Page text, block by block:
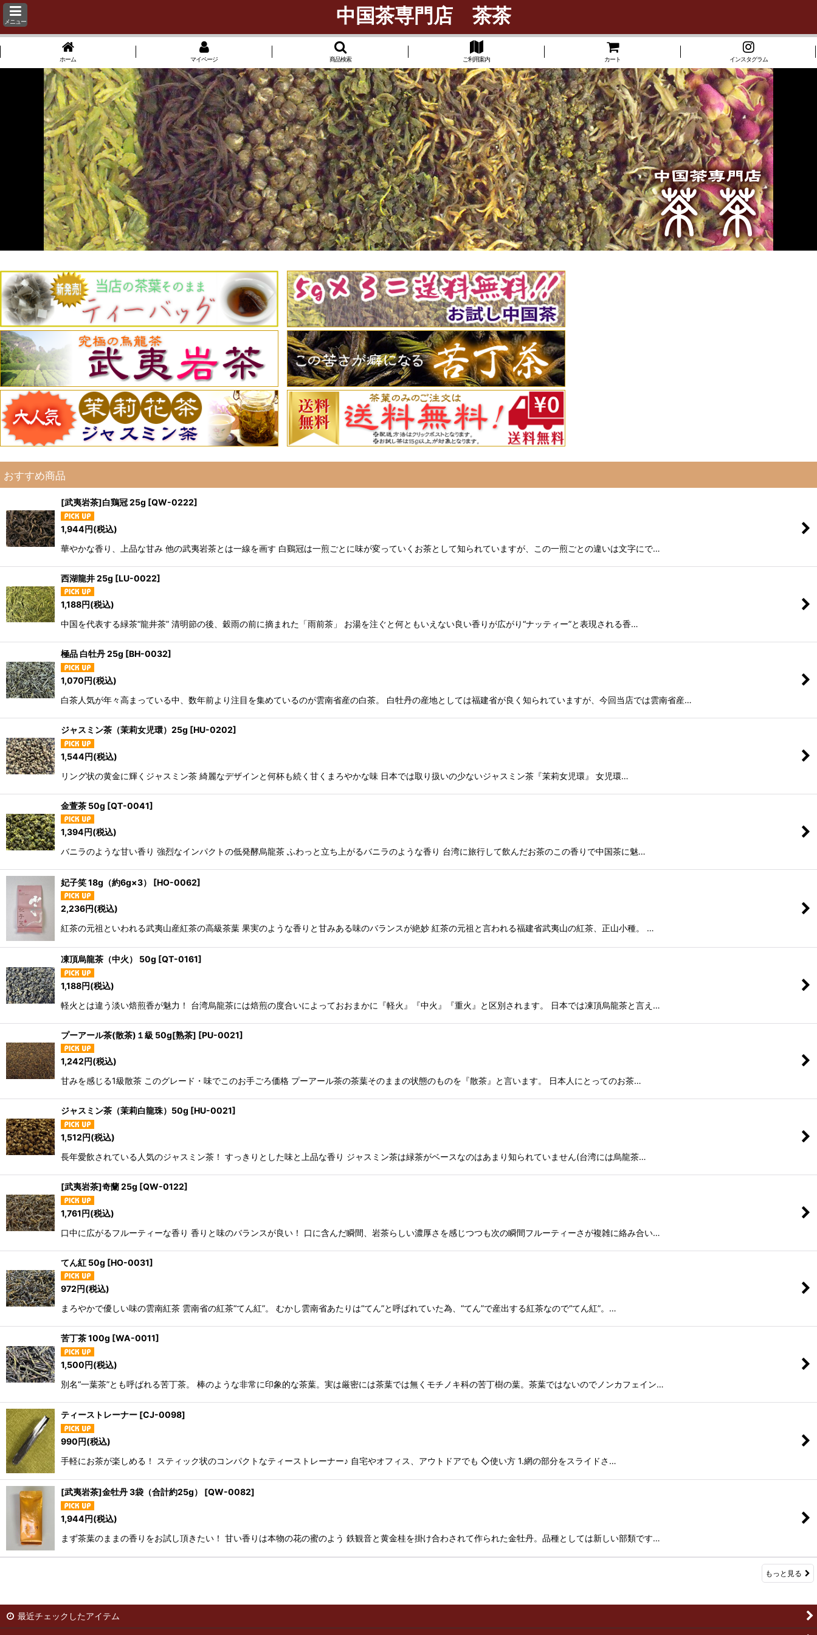
メニュー 中国茶専門店 茶茶
ホーム マイページ 商品検索 ご利用案内 カート インスタグラム
おすすめ商品
[武夷岩茶]白鶏冠 25g [QW-0222]
1,944円(税込)
華やかな香り、上品な甘み 他の武夷岩茶とは一線を画す 白鷄冠は一煎ごとに味が変っていくお茶として知られていますが、この一煎ごとの違いは文字にで…
西湖龍井 25g [LU-0022]
1,188円(税込)
中国を代表する緑茶“龍井茶” 清明節の後、穀雨の前に摘まれた「雨前茶」 お湯を注ぐと何ともいえない良い香りが広がり“ナッティー”と表現される香…
極品 白牡丹 25g [BH-0032]
1,070円(税込)
白茶人気が年々高まっている中、数年前より注目を集めているのが雲南省産の白茶。 白牡丹の産地としては福建省が良く知られていますが、今回当店では雲南省産…
ジャスミン茶（茉莉女児環）25g [HU-0202]
1,544円(税込)
リング状の黄金に輝くジャスミン茶 綺麗なデザインと何杯も続く甘くまろやかな味 日本では取り扱いの少ないジャスミン茶『茉莉女児環』 女児環…
金萱茶 50g [QT-0041]
1,394円(税込)
バニラのような甘い香り 強烈なインパクトの低発酵烏龍茶 ふわっと立ち上がるバニラのような香り 台湾に旅行して飲んだお茶のこの香りで中国茶に魅…
妃子笑 18g（約6g×3） [HO-0062]
2,236円(税込)
紅茶の元祖といわれる武夷山産紅茶の高級茶葉 果実のような香りと甘みある味のバランスが絶妙 紅茶の元祖と言われる福建省武夷山の紅茶、正山小種。 …
凍頂烏龍茶（中火） 50g [QT-0161]
1,188円(税込)
軽火とは違う淡い焙煎香が魅力！ 台湾烏龍茶には焙煎の度合いによっておおまかに『軽火』『中火』『重火』と区別されます。 日本では凍頂烏龍茶と言え…
プーアール茶(散茶)１級 50g[熟茶] [PU-0021]
1,242円(税込)
甘みを感じる1級散茶 このグレード・味でこのお手ごろ価格 プーアール茶の茶葉そのままの状態のものを『散茶』と言います。 日本人にとってのお茶…
ジャスミン茶（茉莉白龍珠）50g [HU-0021]
1,512円(税込)
長年愛飲されている人気のジャスミン茶！ すっきりとした味と上品な香り ジャスミン茶は緑茶がベースなのはあまり知られていません(台湾には烏龍茶…
[武夷岩茶]奇蘭 25g [QW-0122]
1,761円(税込)
口中に広がるフルーティーな香り 香りと味のバランスが良い！ 口に含んだ瞬間、岩茶らしい濃厚さを感じつつも次の瞬間フルーティーさが複雑に絡み合い…
てん紅 50g [HO-0031]
972円(税込)
まろやかで優しい味の雲南紅茶 雲南省の紅茶“てん紅”。 むかし雲南省あたりは“てん”と呼ばれていた為、“てん”で産出する紅茶なので“てん紅”。…
苦丁茶 100g [WA-0011]
1,500円(税込)
別名“一葉茶”とも呼ばれる苦丁茶。 棒のような非常に印象的な茶葉。実は厳密には茶葉では無くモチノキ科の苦丁樹の葉。茶葉ではないのでノンカフェイン…
ティーストレーナー [CJ-0098]
990円(税込)
手軽にお茶が楽しめる！ スティック状のコンパクトなティーストレーナー♪ 自宅やオフィス、アウトドアでも ◇使い方 1.網の部分をスライドさ…
[武夷岩茶]金牡丹 3袋（合計約25g） [QW-0082]
1,944円(税込)
まず茶葉のままの香りをお試し頂きたい！ 甘い香りは本物の花の蜜のよう 鉄観音と黄金桂を掛け合わされて作られた金牡丹。品種としては新しい部類です…
もっと見る
最近チェックしたアイテム